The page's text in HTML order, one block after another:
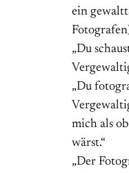
ein
„Du
„Du
mich als
wärst.“
„Der